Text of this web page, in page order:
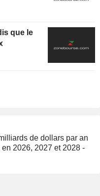
que le
de dollars par an
2026, 2027 et 2028 -